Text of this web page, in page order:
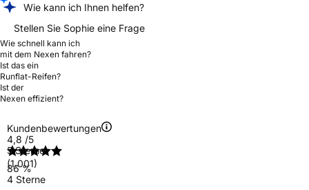
Wie kann ich Ihnen helfen?
Stellen Sie Sophie eine Frage
Wie schnell kann ich
mit dem Nexen fahren?
Ist das ein
Runflat-Reifen?
Ist der
Nexen effizient?
Kundenbewertungen
4,8 /5
(1.001)
5 Sterne
86 %
4 Sterne